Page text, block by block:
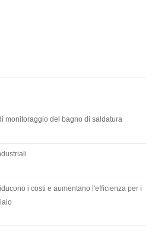
monitoraggio del bagno di saldatura
i costi e aumentano l'efficienza per i